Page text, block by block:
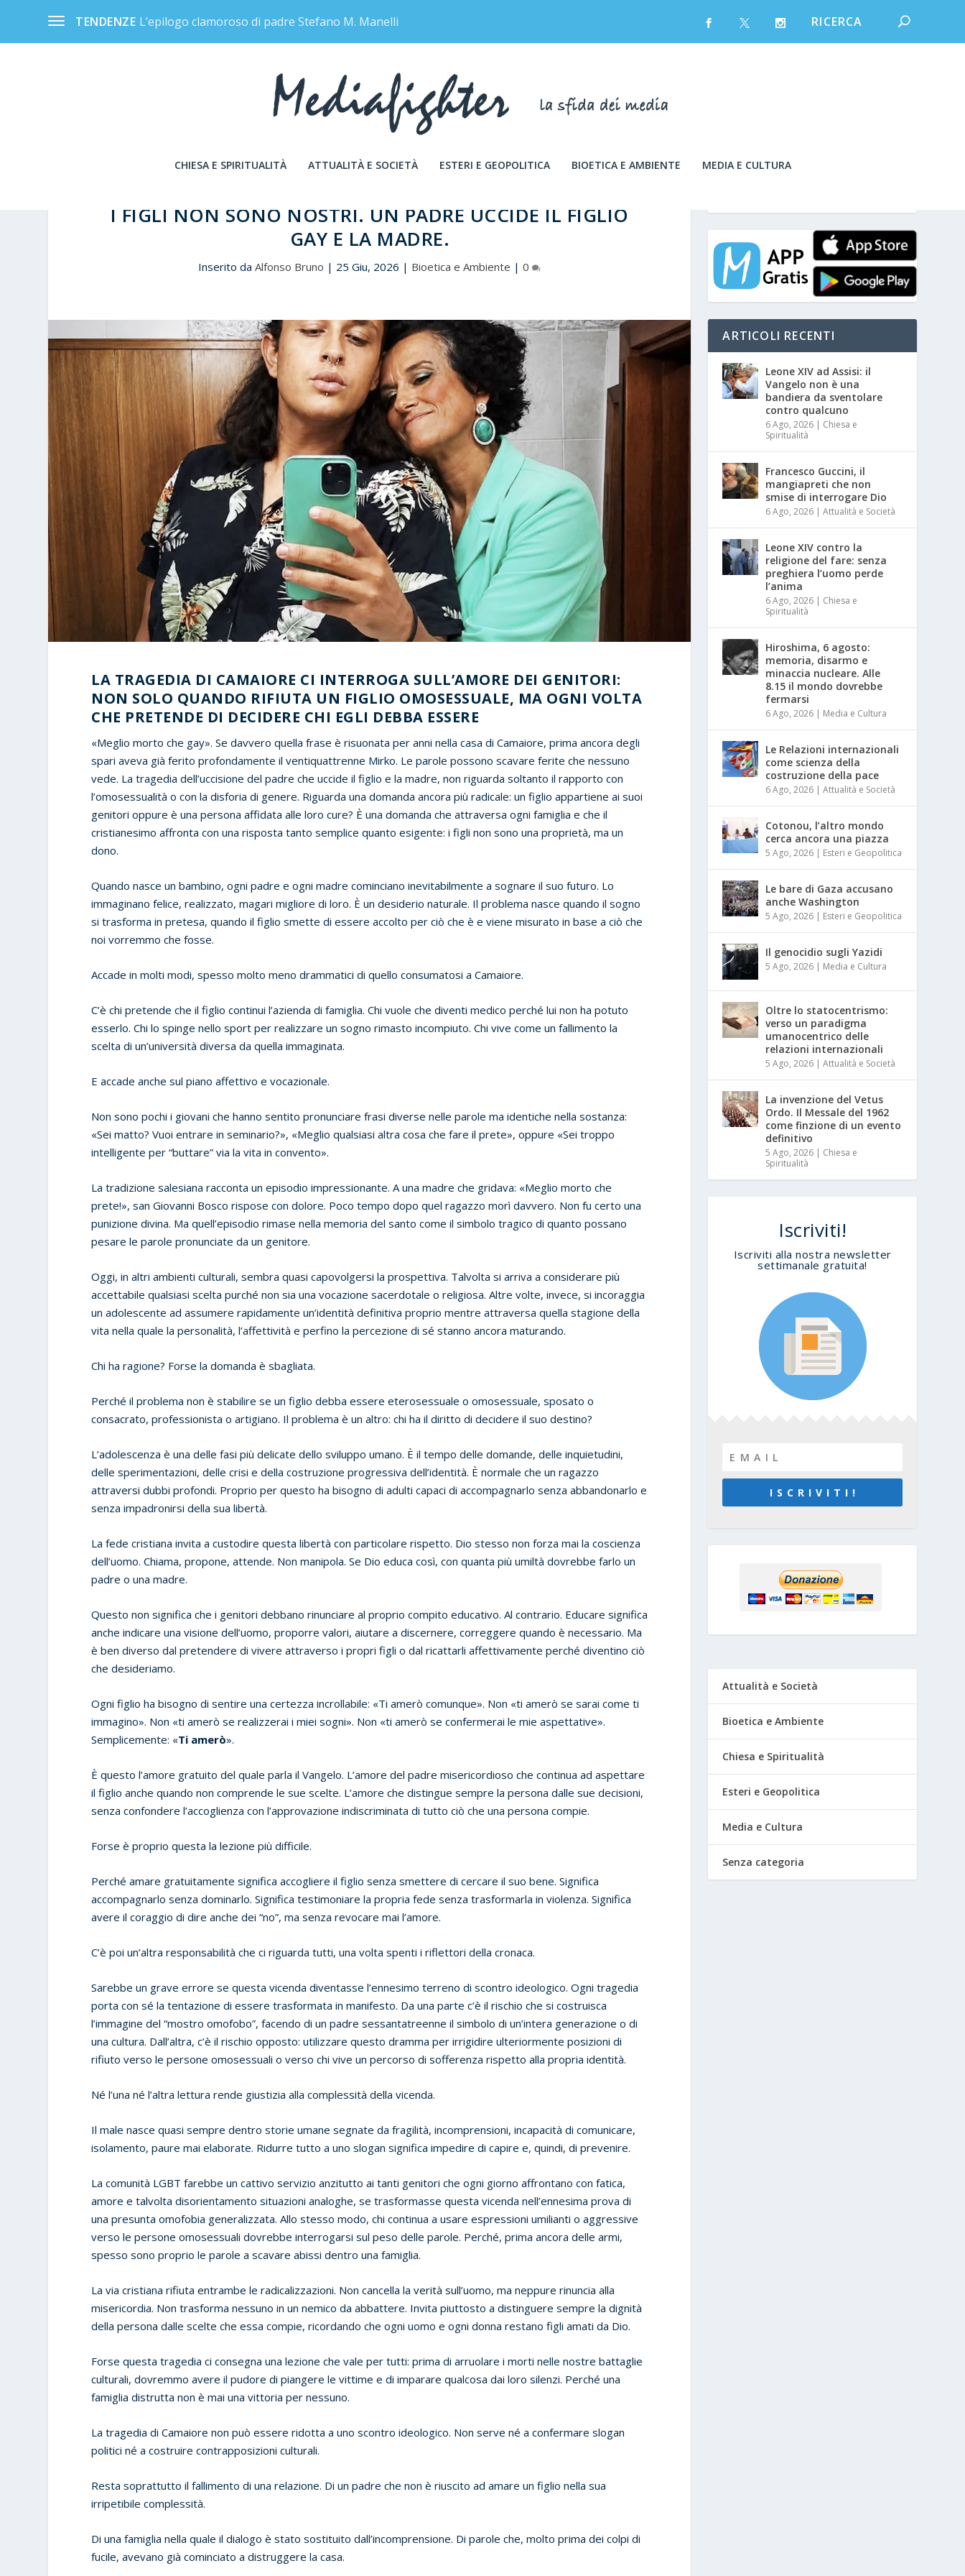
TENDENZE L’epilogo clamoroso di padre Stefano M. Manelli
CHIESA E SPIRITUALITÀ ATTUALITÀ E SOCIETÀ ESTERI E GEOPOLITICA BIOETICA E AMBIENTE MEDIA E CULTURA
I FIGLI NON SONO NOSTRI. UN PADRE UCCIDE IL FIGLIO
GAY E LA MADRE.
Inserito daAlfonso Bruno | 25 Giu, 2026 | Bioetica e Ambiente |0
LA TRAGEDIA DI CAMAIORE CI INTERROGA SULL’AMORE DEI GENITORI:
NON SOLO QUANDO RIFIUTA UN FIGLIO OMOSESSUALE, MA OGNI VOLTA
CHE PRETENDE DI DECIDERE CHI EGLI DEBBA ESSERE
«Meglio morto che gay». Se davvero quella frase è risuonata per anni nella casa di Camaiore, prima ancora degli
spari aveva già ferito profondamente il ventiquattrenne Mirko. Le parole possono scavare ferite che nessuno
vede. La tragedia dell’uccisione del padre che uccide il figlio e la madre, non riguarda soltanto il rapporto con
l’omosessualità o con la disforia di genere. Riguarda una domanda ancora più radicale: un figlio appartiene ai suoi
genitori oppure è una persona affidata alle loro cure? È una domanda che attraversa ogni famiglia e che il
cristianesimo affronta con una risposta tanto semplice quanto esigente: i figli non sono una proprietà, ma un
dono.
Quando nasce un bambino, ogni padre e ogni madre cominciano inevitabilmente a sognare il suo futuro. Lo
immaginano felice, realizzato, magari migliore di loro. È un desiderio naturale. Il problema nasce quando il sogno
si trasforma in pretesa, quando il figlio smette di essere accolto per ciò che è e viene misurato in base a ciò che
noi vorremmo che fosse.
Accade in molti modi, spesso molto meno drammatici di quello consumatosi a Camaiore.
C’è chi pretende che il figlio continui l’azienda di famiglia. Chi vuole che diventi medico perché lui non ha potuto
esserlo. Chi lo spinge nello sport per realizzare un sogno rimasto incompiuto. Chi vive come un fallimento la
scelta di un’università diversa da quella immaginata.
E accade anche sul piano affettivo e vocazionale.
Non sono pochi i giovani che hanno sentito pronunciare frasi diverse nelle parole ma identiche nella sostanza:
«Sei matto? Vuoi entrare in seminario?», «Meglio qualsiasi altra cosa che fare il prete», oppure «Sei troppo
intelligente per “buttare” via la vita in convento».
La tradizione salesiana racconta un episodio impressionante. A una madre che gridava: «Meglio morto che
prete!», san Giovanni Bosco rispose con dolore. Poco tempo dopo quel ragazzo morì davvero. Non fu certo una
punizione divina. Ma quell’episodio rimase nella memoria del santo come il simbolo tragico di quanto possano
pesare le parole pronunciate da un genitore.
Oggi, in altri ambienti culturali, sembra quasi capovolgersi la prospettiva. Talvolta si arriva a considerare più
accettabile qualsiasi scelta purché non sia una vocazione sacerdotale o religiosa. Altre volte, invece, si incoraggia
un adolescente ad assumere rapidamente un’identità definitiva proprio mentre attraversa quella stagione della
vita nella quale la personalità, l’affettività e perfino la percezione di sé stanno ancora maturando.
Chi ha ragione? Forse la domanda è sbagliata.
Perché il problema non è stabilire se un figlio debba essere eterosessuale o omosessuale, sposato o
consacrato, professionista o artigiano. Il problema è un altro: chi ha il diritto di decidere il suo destino?
L’adolescenza è una delle fasi più delicate dello sviluppo umano. È il tempo delle domande, delle inquietudini,
delle sperimentazioni, delle crisi e della costruzione progressiva dell’identità. È normale che un ragazzo
attraversi dubbi profondi. Proprio per questo ha bisogno di adulti capaci di accompagnarlo senza abbandonarlo e
senza impadronirsi della sua libertà.
La fede cristiana invita a custodire questa libertà con particolare rispetto. Dio stesso non forza mai la coscienza
dell’uomo. Chiama, propone, attende. Non manipola. Se Dio educa così, con quanta più umiltà dovrebbe farlo un
padre o una madre.
Questo non significa che i genitori debbano rinunciare al proprio compito educativo. Al contrario. Educare significa
anche indicare una visione dell’uomo, proporre valori, aiutare a discernere, correggere quando è necessario. Ma
è ben diverso dal pretendere di vivere attraverso i propri figli o dal ricattarli affettivamente perché diventino ciò
che desideriamo.
Ogni figlio ha bisogno di sentire una certezza incrollabile: «Ti amerò comunque». Non «ti amerò se sarai come ti
immagino». Non «ti amerò se realizzerai i miei sogni». Non «ti amerò se confermerai le mie aspettative».
Semplicemente: «Ti amerò».
È questo l’amore gratuito del quale parla il Vangelo. L’amore del padre misericordioso che continua ad aspettare
il figlio anche quando non comprende le sue scelte. L’amore che distingue sempre la persona dalle sue decisioni,
senza confondere l’accoglienza con l’approvazione indiscriminata di tutto ciò che una persona compie.
Forse è proprio questa la lezione più difficile.
Perché amare gratuitamente significa accogliere il figlio senza smettere di cercare il suo bene. Significa
accompagnarlo senza dominarlo. Significa testimoniare la propria fede senza trasformarla in violenza. Significa
avere il coraggio di dire anche dei “no”, ma senza revocare mai l’amore.
C’è poi un’altra responsabilità che ci riguarda tutti, una volta spenti i riflettori della cronaca.
Sarebbe un grave errore se questa vicenda diventasse l’ennesimo terreno di scontro ideologico. Ogni tragedia
porta con sé la tentazione di essere trasformata in manifesto. Da una parte c’è il rischio che si costruisca
l’immagine del “mostro omofobo”, facendo di un padre sessantatreenne il simbolo di un’intera generazione o di
una cultura. Dall’altra, c’è il rischio opposto: utilizzare questo dramma per irrigidire ulteriormente posizioni di
rifiuto verso le persone omosessuali o verso chi vive un percorso di sofferenza rispetto alla propria identità.
Né l’una né l’altra lettura rende giustizia alla complessità della vicenda.
Il male nasce quasi sempre dentro storie umane segnate da fragilità, incomprensioni, incapacità di comunicare,
isolamento, paure mai elaborate. Ridurre tutto a uno slogan significa impedire di capire e, quindi, di prevenire.
La comunità LGBT farebbe un cattivo servizio anzitutto ai tanti genitori che ogni giorno affrontano con fatica,
amore e talvolta disorientamento situazioni analoghe, se trasformasse questa vicenda nell’ennesima prova di
una presunta omofobia generalizzata. Allo stesso modo, chi continua a usare espressioni umilianti o aggressive
verso le persone omosessuali dovrebbe interrogarsi sul peso delle parole. Perché, prima ancora delle armi,
spesso sono proprio le parole a scavare abissi dentro una famiglia.
La via cristiana rifiuta entrambe le radicalizzazioni. Non cancella la verità sull’uomo, ma neppure rinuncia alla
misericordia. Non trasforma nessuno in un nemico da abbattere. Invita piuttosto a distinguere sempre la dignità
della persona dalle scelte che essa compie, ricordando che ogni uomo e ogni donna restano figli amati da Dio.
Forse questa tragedia ci consegna una lezione che vale per tutti: prima di arruolare i morti nelle nostre battaglie
culturali, dovremmo avere il pudore di piangere le vittime e di imparare qualcosa dai loro silenzi. Perché una
famiglia distrutta non è mai una vittoria per nessuno.
La tragedia di Camaiore non può essere ridotta a uno scontro ideologico. Non serve né a confermare slogan
politici né a costruire contrapposizioni culturali.
Resta soprattutto il fallimento di una relazione. Di un padre che non è riuscito ad amare un figlio nella sua
irripetibile complessità.
Di una famiglia nella quale il dialogo è stato sostituito dall’incomprensione. Di parole che, molto prima dei colpi di
fucile, avevano già cominciato a distruggere la casa.
ARTICOLI RECENTI
Leone XIV ad Assisi: il
Vangelo non è una
bandiera da sventolare
contro qualcuno
6 Ago, 2026 | Chiesa e
Spiritualità
Francesco Guccini, il
mangiapreti che non
smise di interrogare Dio
6 Ago, 2026 |Attualità e Società
Leone XIV contro la
religione del fare: senza
preghiera l’uomo perde
l’anima
6 Ago, 2026 | Chiesa e
Spiritualità
Hiroshima, 6 agosto:
memoria, disarmo e
minaccia nucleare. Alle
8.15 il mondo dovrebbe
fermarsi
6 Ago, 2026 | Media e Cultura
Le Relazioni internazionali
come scienza della
costruzione della pace
6 Ago, 2026 |Attualità e Società
Cotonou, l’altro mondo
cerca ancora una piazza
5 Ago, 2026 | Esteri e Geopolitica
Le bare di Gaza accusano
anche Washington
5 Ago, 2026 | Esteri e Geopolitica
Il genocidio sugli Yazidi
5 Ago, 2026 | Media e Cultura
Oltre lo statocentrismo:
verso un paradigma
umanocentrico delle
relazioni internazionali
5 Ago, 2026 |Attualità e Società
La invenzione del Vetus
Ordo. Il Messale del 1962
come finzione di un evento
definitivo
5 Ago, 2026 | Chiesa e
Spiritualità
Iscriviti!
Iscriviti alla nostra newsletter
settimanale gratuita!
I S C R I V I T I !
Attualità e Società
Bioetica e Ambiente
Chiesa e Spiritualità
Esteri e Geopolitica
Media e Cultura
Senza categoria